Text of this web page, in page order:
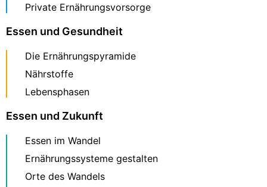
Private Ernährungsvorsorge
Essen und Gesundheit
Die Ernährungspyramide
Nährstoffe
Lebensphasen
Essen und Zukunft
Essen im Wandel
Ernährungssysteme gestalten
Orte des Wandels